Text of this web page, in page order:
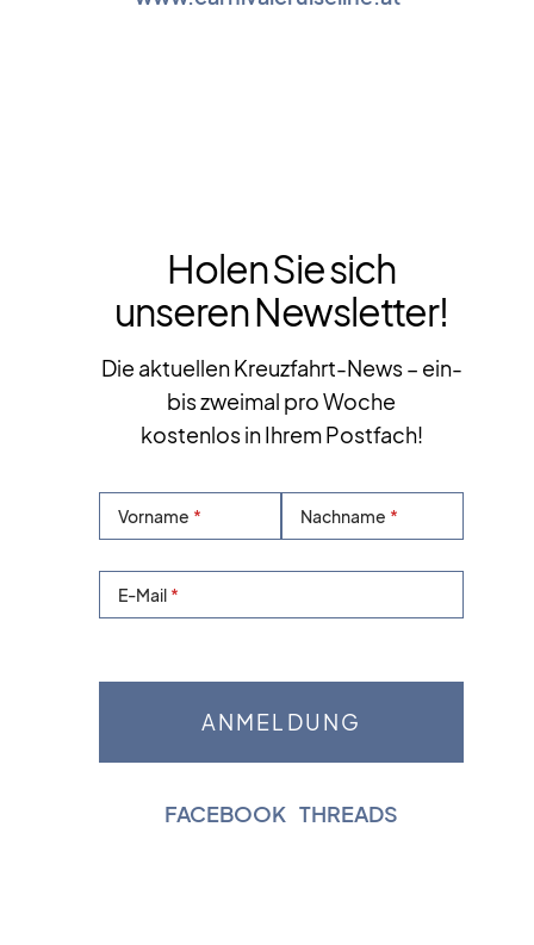
Holen Sie sich
unseren Newsletter!
Die aktuellen Kreuzfahrt-News – ein-
bis zweimal pro Woche
kostenlos in Ihrem Postfach!
Vorname Nachname
E-Mail
FACEBOOK THREADS